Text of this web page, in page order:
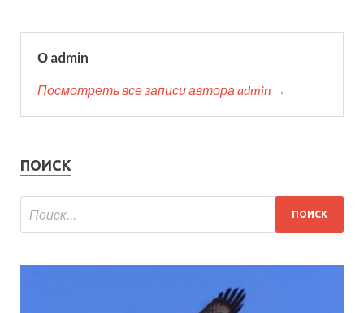
О admin
Посмотреть все записи автора admin →
ПОИСК